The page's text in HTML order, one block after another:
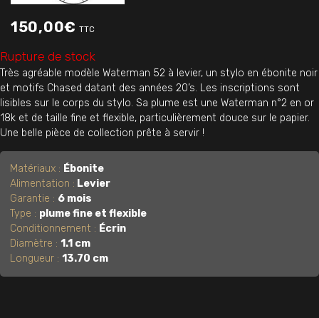
150,00€ TTC
Rupture de stock
Très agréable modèle Waterman 52 à levier, un stylo en ébonite noir
et motifs Chased datant des années 20’s. Les inscriptions sont
lisibles sur le corps du stylo. Sa plume est une Waterman n°2 en or
18k et de taille fine et flexible, particulièrement douce sur le papier.
Une belle pièce de collection prête à servir !
Matériaux : Ébonite
Alimentation : Levier
Garantie : 6 mois
Type : plume fine et flexible
Conditionnement : Écrin
Diamètre :1.1 cm
Longueur :13.70 cm